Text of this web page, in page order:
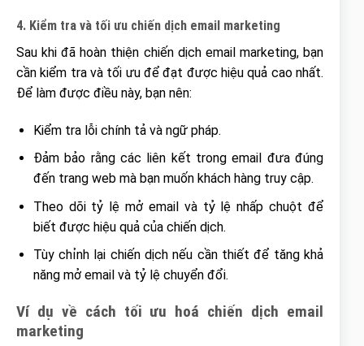
4. Kiểm tra và tối ưu chiến dịch email marketing
Sau khi đã hoàn thiện chiến dịch email marketing, bạn
cần kiểm tra và tối ưu để đạt được hiệu quả cao nhất.
Để làm được điều này, bạn nên:
Kiểm tra lỗi chính tả và ngữ pháp.
Đảm bảo rằng các liên kết trong email đưa đúng
đến trang web mà bạn muốn khách hàng truy cập.
Theo dõi tỷ lệ mở email và tỷ lệ nhấp chuột để
biết được hiệu quả của chiến dịch.
Tùy chỉnh lại chiến dịch nếu cần thiết để tăng khả
năng mở email và tỷ lệ chuyển đổi.
Ví dụ về cách tối ưu hoá chiến dịch email
marketing